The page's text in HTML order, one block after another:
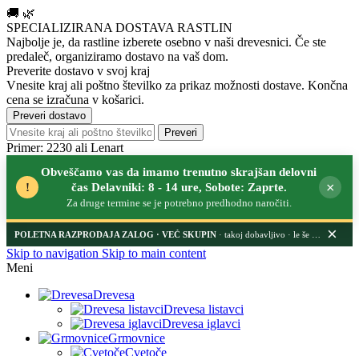
🚚 🌿
SPECIALIZIRANA DOSTAVA RASTLIN
Najbolje je, da rastline izberete osebno v naši drevesnici. Če ste
predaleč, organiziramo dostavo na vaš dom.
Preverite dostavo v svoj kraj
Vnesite kraj ali poštno številko za prikaz možnosti dostave. Končna
cena se izračuna v košarici.
Preveri dostavo
Preveri
Primer: 2230 ali Lenart
!
Obveščamo vas da imamo trenutno skrajšan delovni
čas Delavniki: 8 - 14 ure, Sobote: Zaprte.
Za druge termine se je potrebno predhodno naročiti.
×
POLETNA RAZPRODAJA ZALOG · takoj dobavljivo · le še nekaj dni ×
Skip to navigation Skip to main content
Meni
Drevesa
Drevesa listavci
Drevesa iglavci
Grmovnice
Cvetoče